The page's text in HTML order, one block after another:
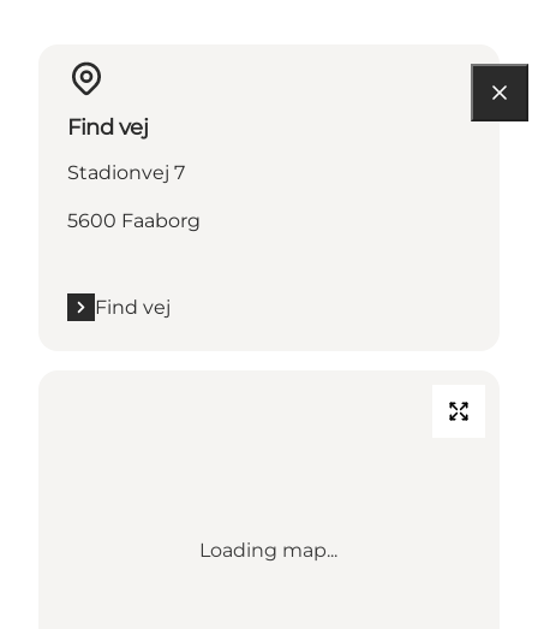
Find vej
Stadionvej 7
5600 Faaborg
Find vej
Loading map...